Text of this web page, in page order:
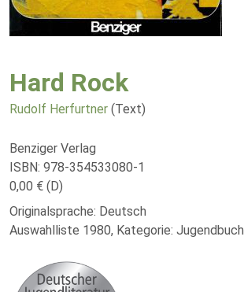
Hard Rock
Rudolf Herfurtner (Text)
Benziger Verlag
ISBN: 978-354533080-1
0,00 € (D)
Originalsprache: Deutsch
Auswahlliste 1980, Kategorie: Jugendbuch